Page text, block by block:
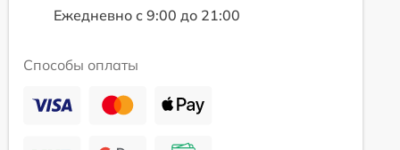
Ежедневно с 9:00 до 21:00
Способы оплаты